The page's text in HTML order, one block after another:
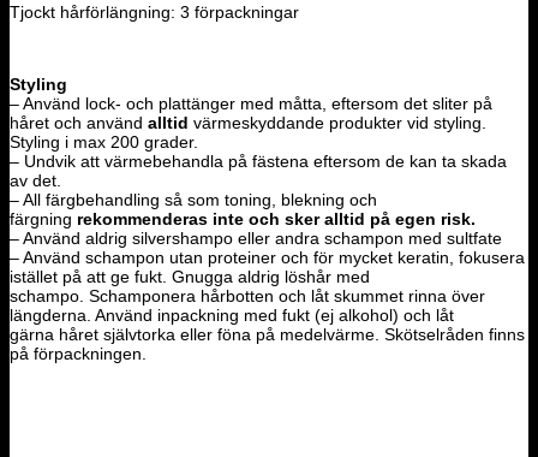
Tjockt hårförlängning: 3 förpackningar
Styling
– Använd lock- och plattänger med måtta, eftersom det sliter på
håret och använd alltid värmeskyddande produkter vid styling.
Styling i max 200 grader.
– Undvik att värmebehandla på fästena eftersom de kan ta skada
av det.
– All färgbehandling så som toning, blekning och
färgning rekommenderas inte och sker alltid på egen risk.
– Använd aldrig silvershampo eller andra schampon med sultfate
– Använd schampon utan proteiner och för mycket keratin, fokusera
istället på att ge fukt. Gnugga aldrig löshår med
schampo. Schamponera hårbotten och låt skummet rinna över
längderna. Använd inpackning med fukt (ej alkohol) och låt
gärna håret självtorka eller föna på medelvärme. Skötselråden finns
på förpackningen.